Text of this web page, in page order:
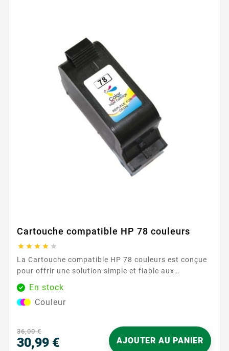
Cartouche compatible HP 78 couleurs
    
La Cartouche compatible HP 78 couleurs est conçue
pour offrir une solution simple et fiable aux
utilisateurs d’imprimantes utilisant la référence HP
78 . Facile à installer, elle s’insère en quelques gestes
et permet de reprendre l’impression sans
maison comme au bureau, elle délivre des couleurs
régulières et...
En stock
Couleur
36,00 €
30,99 € AJOUTER AU PANIER